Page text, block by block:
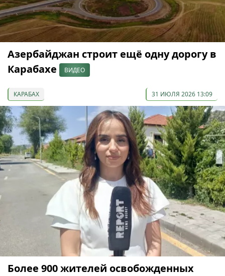
Азербайджан строит ещё одну дорогу в
Карабахе
ВИДЕО
КАРАБАХ 31 ИЮЛЯ 2026 13:09
Более 900 жителей освобожденных